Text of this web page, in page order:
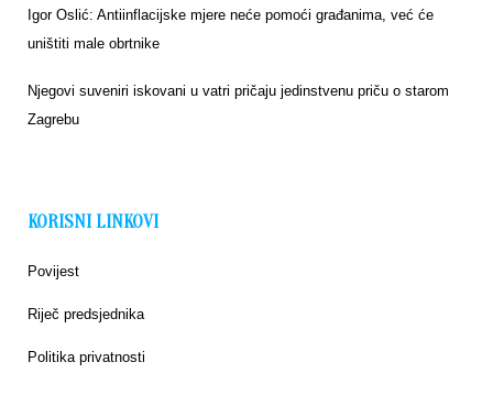
Igor Oslić: Antiinflacijske mjere neće pomoći građanima, već će
uništiti male obrtnike
Njegovi suveniri iskovani u vatri pričaju jedinstvenu priču o starom
Zagrebu
KORISNI LINKOVI
Povijest
Riječ predsjednika
Politika privatnosti